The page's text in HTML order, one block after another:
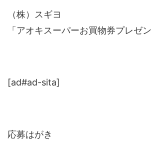
（株）スギヨ
「アオキスーパーお買物券プレゼ
[ad#ad-sita]
応募はがき